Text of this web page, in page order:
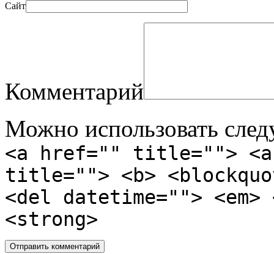
Сайт
Комментарий
Можно использовать
<a href="" title="">
title=""> <b>
<del datetime="">
<strong>